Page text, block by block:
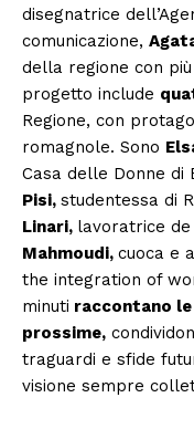
disegnatrice
comunicazione,
della regione con
progetto include
Regione, con
romagnole. Sono
Casa delle Donne di
Pisi, studentessa di
Linari, lavoratrice
Mahmoudi, cuoca e
the integration of
minuti raccontano
prossime,
traguardi e sfide
visione sempre